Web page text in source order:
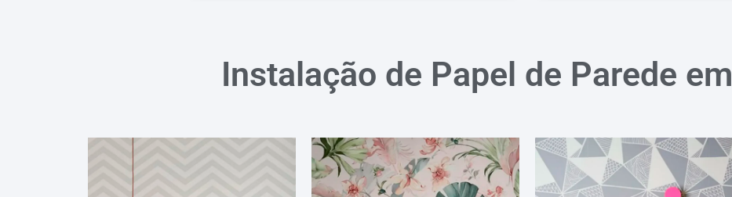
Instalação de Papel de Parede em